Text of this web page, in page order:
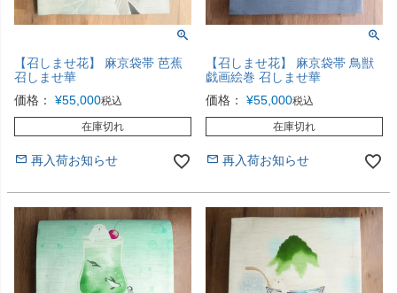
【召しませ花】 麻京袋帯 芭蕉
召しませ華
価格：
¥55,000税込
在庫切れ
再入荷お知らせ
【召しませ花】 麻京袋帯 鳥獣
戯画絵巻 召しませ華
価格：
¥55,000税込
在庫切れ
再入荷お知らせ